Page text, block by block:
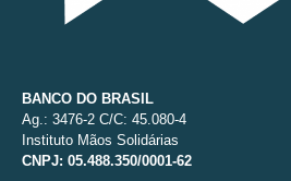
BANCO DO BRASIL
Ag.: 3476-2 C/C: 45.080-4
Instituto Mãos Solidárias
CNPJ: 05.488.350/0001-62